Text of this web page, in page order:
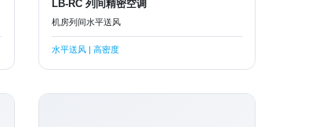
LB-RC 列间精密空调
机房列间水平送风
水平送风 | 高密度